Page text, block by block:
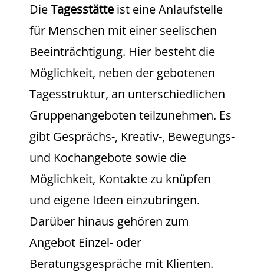
DieTagesstätte ist eine Anlaufstelle
für Menschen mit einer seelischen
Beeinträchtigung. Hier besteht die
Möglichkeit, neben der gebotenen
Tagesstruktur, an unterschiedlichen
Gruppenangeboten teilzunehmen. Es
gibt Gesprächs-, Kreativ-, Bewegungs-
und Kochangebote sowie die
Möglichkeit, Kontakte zu knüpfen
und eigene Ideen einzubringen.
Darüber hinaus gehören zum
Angebot Einzel- oder
Beratungsgespräche mit Klienten.